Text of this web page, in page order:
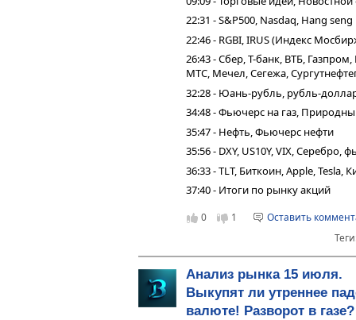
22:31 - S&P500, Nasdaq, Hang seng
22:46 - RGBI, IRUS (Индекс
26:43 - Сбер, Т-банк, ВТБ,
МТС, Мечел, Сегежа,
32:28 - Юань-рубль, рубль-
34:48 - Фьючерс на газ,
35:47 - Нефть, Фьючерс нефти
35:56 - DXY, US10Y, VIX,
36:33 - TLT, Биткоин, Apple, Tesla,
37:40 - Итоги по рынку акций
0 1
Оставить
Анализ рынка 15 июля.
Выкупят ли утреннее
валюте! Разворот в газе?